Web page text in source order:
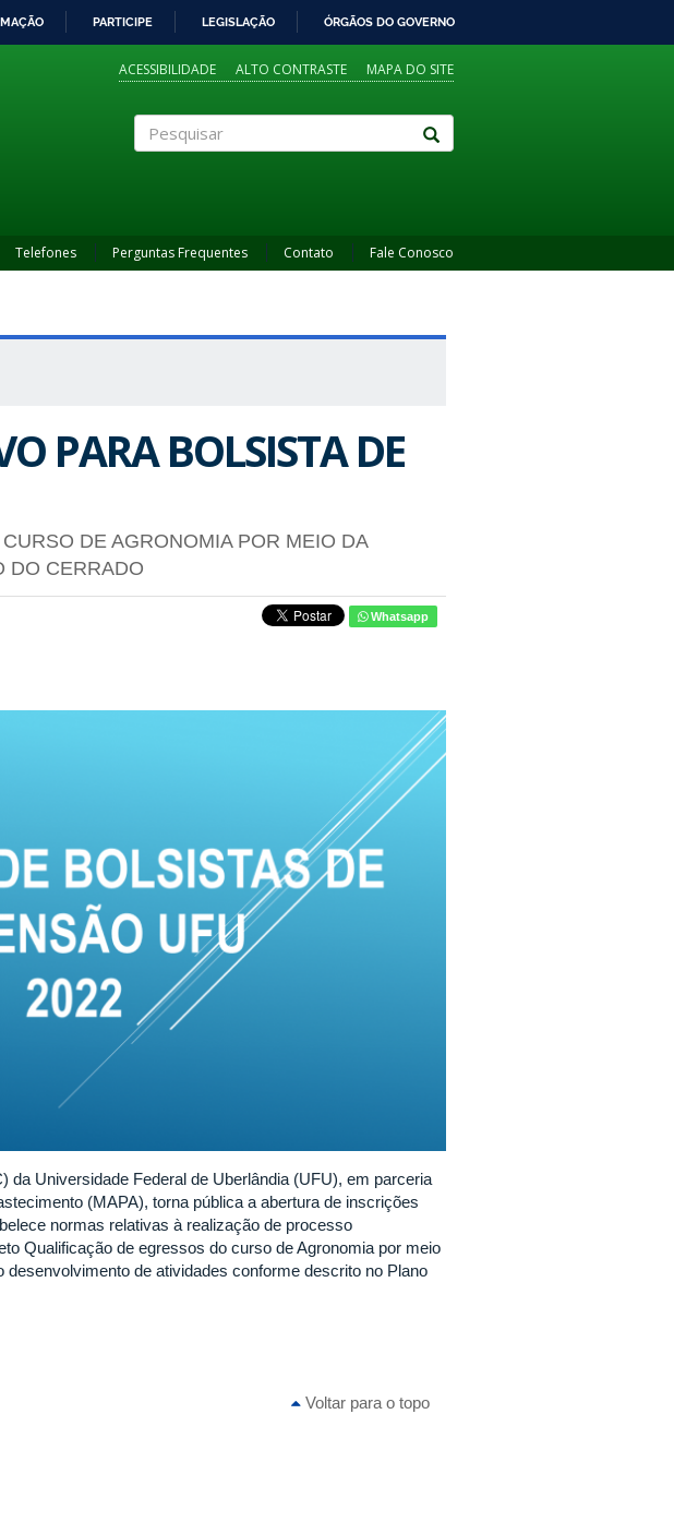
PARTICIPE LEGISLAÇÃO ÓRGÃOS DO GOVERNO
ACESSIBILIDADE ALTO CONTRASTE MAPA DO SITE
Telefones Perguntas Frequentes Contato Fale Conosco
PARA BOLSISTA DE
DE AGRONOMIA POR MEIO DA
DO CERRADO
Whatsapp
da Universidade Federal de Uberlândia (UFU), em parceria
(MAPA), torna pública a abertura de inscrições
normas relativas à realização de processo
Qualificação de egressos do curso de Agronomia por meio
de atividades conforme descrito no Plano
Voltar para o topo